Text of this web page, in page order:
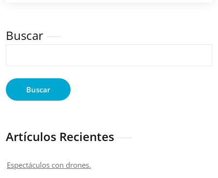
Buscar
Buscar
Artículos Recientes
Espectáculos con drones.